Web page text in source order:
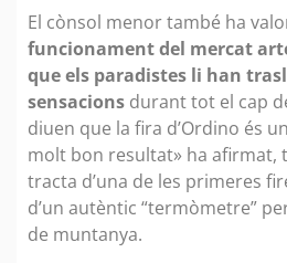
El cònsol menor també ha
funcionament del mercat
que els paradistes li han
sensacions durant tot el cap
diuen que la fira d’Ordino és
molt bon resultat» ha afirmat,
tracta d’una de les primeres
d’un autèntic “termòmetre”
de muntanya.